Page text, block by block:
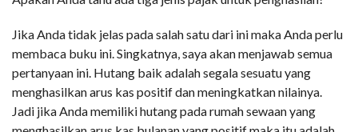
Jika Anda tidak jelas pada salah satu dari ini maka Anda perlu
membaca buku ini. Singkatnya, saya akan menjawab semua
pertanyaan ini. Hutang baik adalah segala sesuatu yang
menghasilkan arus kas positif dan meningkatkan nilainya.
Jadi jika Anda memiliki hutang pada rumah sewaan yang